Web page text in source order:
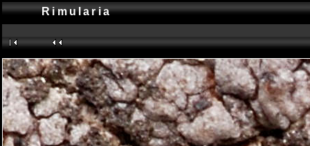
Rimularia